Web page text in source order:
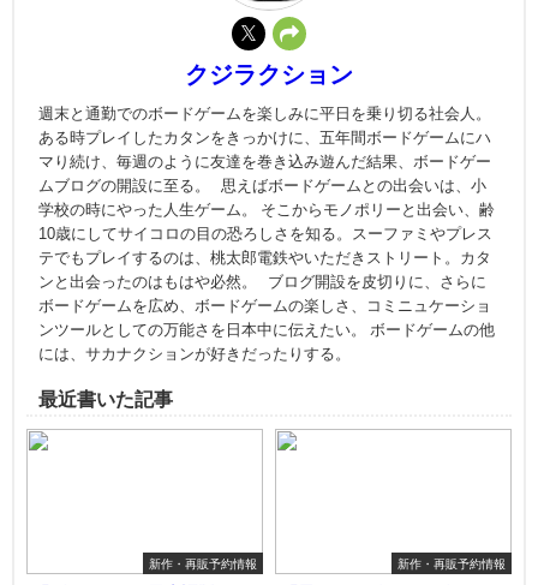
クジラクション
週末と通勤でのボードゲームを楽しみに平日を乗り切る社会人。
ある時プレイしたカタンをきっかけに、五年間ボードゲームにハ
マり続け、毎週のように友達を巻き込み遊んだ結果、ボードゲー
ムブログの開設に至る。 思えばボードゲームとの出会いは、小
学校の時にやった人生ゲーム。 そこからモノポリーと出会い、齢
10歳にしてサイコロの目の恐ろしさを知る。スーファミやプレス
テでもプレイするのは、桃太郎電鉄やいただきストリート。カタ
ンと出会ったのはもはや必然。 ブログ開設を皮切りに、さらに
ボードゲームを広め、ボードゲームの楽しさ、コミニュケーショ
ンツールとしての万能さを日本中に伝えたい。 ボードゲームの他
には、サカナクションが好きだったりする。
最近書いた記事
新作・再販予約情報 新作・再販予約情報